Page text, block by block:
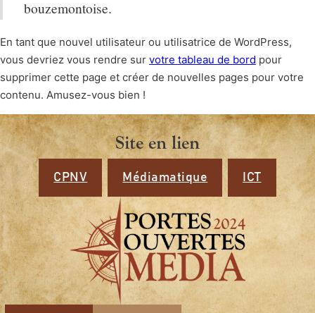
bouzemontoise.
En tant que nouvel utilisateur ou utilisatrice de WordPress,
vous devriez vous rendre sur votre tableau de bord pour
supprimer cette page et créer de nouvelles pages pour votre
contenu. Amusez-vous bien !
Site en lien
CPNV Médiamatique ICT